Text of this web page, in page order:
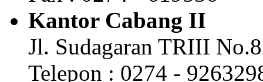
Kantor Cabang II
Jl. Sudagaran TRIII
Telepon : 0274 -